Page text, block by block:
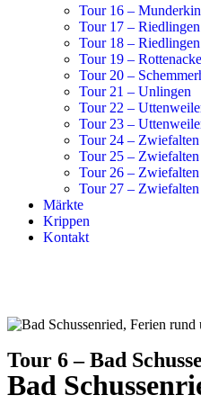
Tour 16 –
Tour 17 – Riedlingen
Tour 18 – Riedlingen
Tour 19 –
Tour 20 –
Tour 21 – Unlingen
Tour 22 –
Tour 23 –
Tour 24 – Zwiefalten
Tour 25 – Zwiefalten
Tour 26 – Zwiefalten
Tour 27 – Zwiefalten
Märkte
Krippen
Kontakt
Tour 6 – Bad
Bad